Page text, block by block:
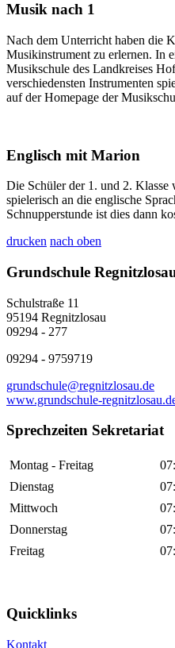
Musik nach 1
Nach dem Unterricht haben die
Musikinstrument zu erlernen. In
Musikschule des Landkreises
verschiedensten Instrumenten
auf der Homepage der
Englisch mit Marion
Die Schüler der 1. und 2. Klasse
spielerisch an die englische
Schnupperstunde ist dies dann
drucken nach oben
Grundschule
Schulstraße 11
95194 Regnitzlosau
09294 - 277
09294 - 9759719
grundschule@regnitzlosau.de
www.grundschule-
Sprechzeiten Sekretariat
Montag - Freitag
Dienstag
Mittwoch
Donnerstag
Freitag
Quicklinks
Kontakt